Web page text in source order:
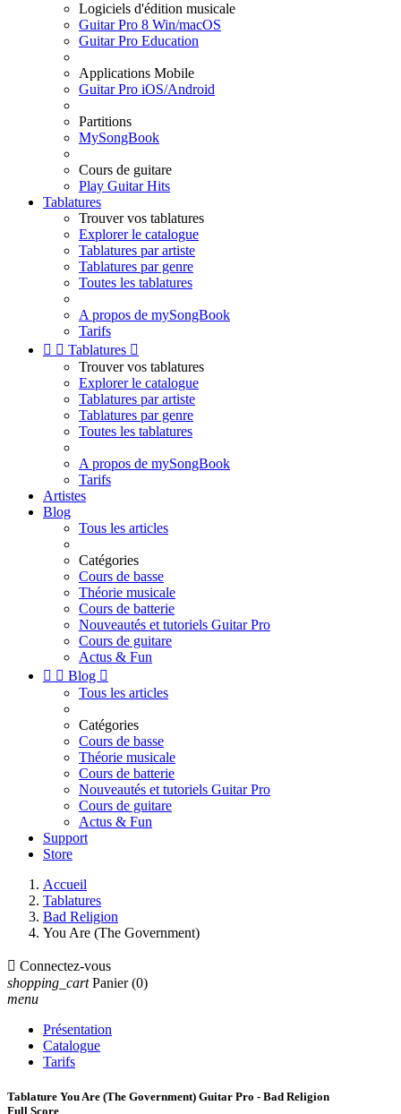
Logiciels d'édition musicale
Guitar Pro 8 Win/macOS
Guitar Pro Education
Applications Mobile
Guitar Pro iOS/Android
Partitions
MySongBook
Cours de guitare
Play Guitar Hits
Tablatures
Trouver vos tablatures
Explorer le catalogue
Tablatures par artiste
Tablatures par genre
Toutes les tablatures
A propos de mySongBook
Tarifs
  Tablatures 
Trouver vos tablatures
Explorer le catalogue
Tablatures par artiste
Tablatures par genre
Toutes les tablatures
A propos de mySongBook
Tarifs
Artistes
Blog
Tous les articles
Catégories
Cours de basse
Théorie musicale
Cours de batterie
Nouveautés et tutoriels Guitar Pro
Cours de guitare
Actus & Fun
  Blog 
Tous les articles
Catégories
Cours de basse
Théorie musicale
Cours de batterie
Nouveautés et tutoriels Guitar Pro
Cours de guitare
Actus & Fun
Support
Store
Accueil
Tablatures
Bad Religion
You Are (The Government)
 Connectez-vous
shopping_cart Panier (0)
menu
Présentation
Catalogue
Tarifs
Tablature You Are (The Government) Guitar Pro - Bad Religion
Full Score